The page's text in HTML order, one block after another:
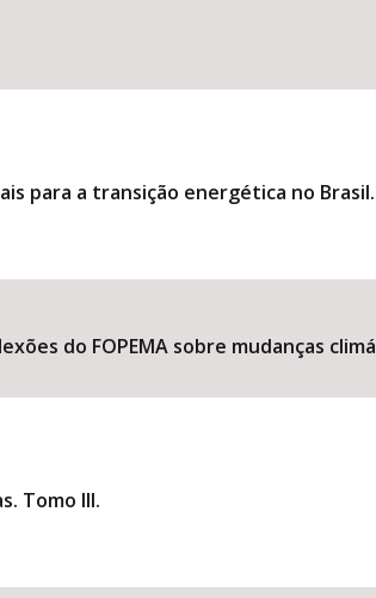
para a transição energética no Brasil.
do FOPEMA sobre mudanças
Tomo III.